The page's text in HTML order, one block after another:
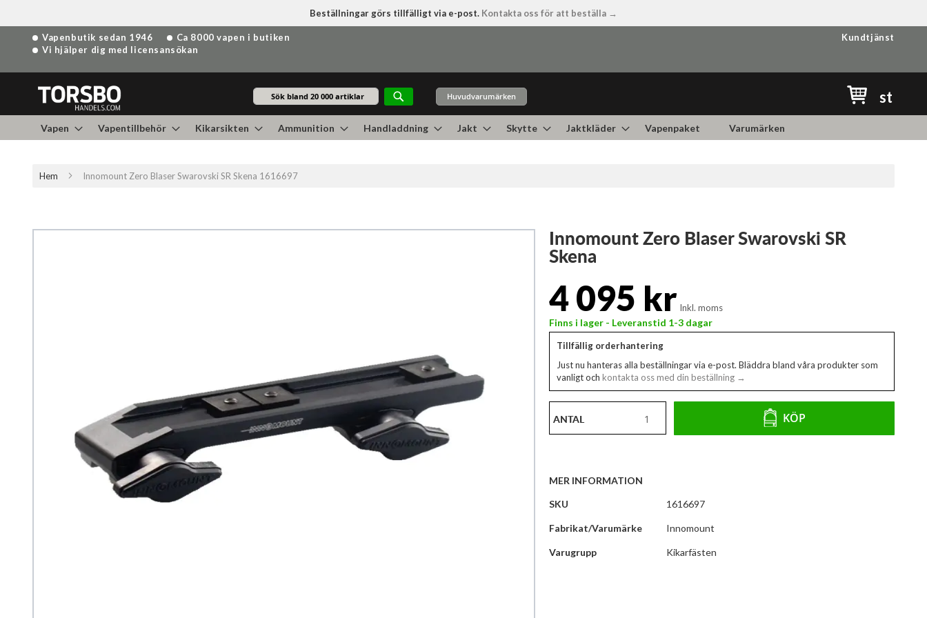
Beställningar görs tillfälligt via e-post. Kontakta oss för att beställa →
Hoppa
till
Vapenbutik sedan 1946
Ca 8000 vapen i butiken
Vi hjälper dig med licensansökan
Kundtjänst
Sök
Huvudvarumärken st
Vapen Vapentillbehör Kikarsikten Ammunition Handladdning Jakt Skytte Jaktkläder Vapenpaket Varumärken
Hem Innomount Zero Blaser Swarovski SR Skena 1616697
Innomount Zero Blaser Swarovski SR
Skena
4 095 kr Inkl. moms
Finns i lager - Leveranstid 1-3 dagar
Tillfällig orderhantering
Just nu hanteras alla beställningar via e-post. Bläddra bland våra produkter som
vanligt och kontakta oss med din beställning →
ANTAL KÖP
MER INFORMATION
Mer
SKU 1616697
Fabrikat/Varumärke Innomount
Varugrupp Kikarfästen